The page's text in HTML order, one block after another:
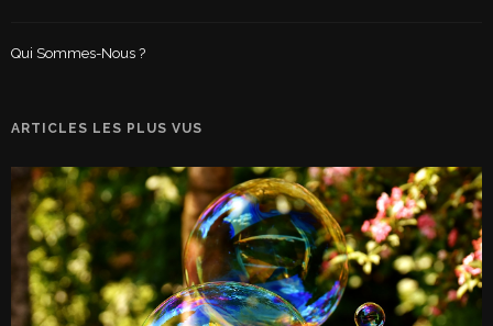
Qui Sommes-Nous ?
ARTICLES LES PLUS VUS